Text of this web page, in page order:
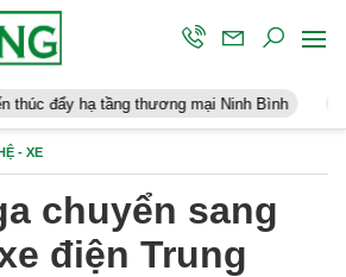
mại Ninh Bình Điều hành kinh
- XE
chuyển sang
điện Trung